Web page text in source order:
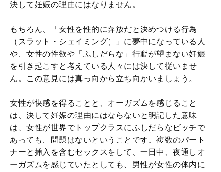
決して妊娠の理由にはなりません。
もちろん、「女性を性的に奔放だと決めつける行為
（スラット・シェイミング）」に夢中になっている人
や、女性の性欲や「ふしだらな」行動が望まない妊娠
を引き起こすと考えている人々には決して従いませ
ん。この意見には真っ向から立ち向かいましょう。
女性が快感を得ることと、オーガズムを感じること
は、決して妊娠の理由にはならないと明記した意味
は、女性が世界でトップクラスにふしだらなビッチで
あっても、問題はないということです。複数のパート
ナーと挿入を含むセックスをして、一日中、夜通しオ
ーガズムを感じていたとしても、男性が女性の体内に